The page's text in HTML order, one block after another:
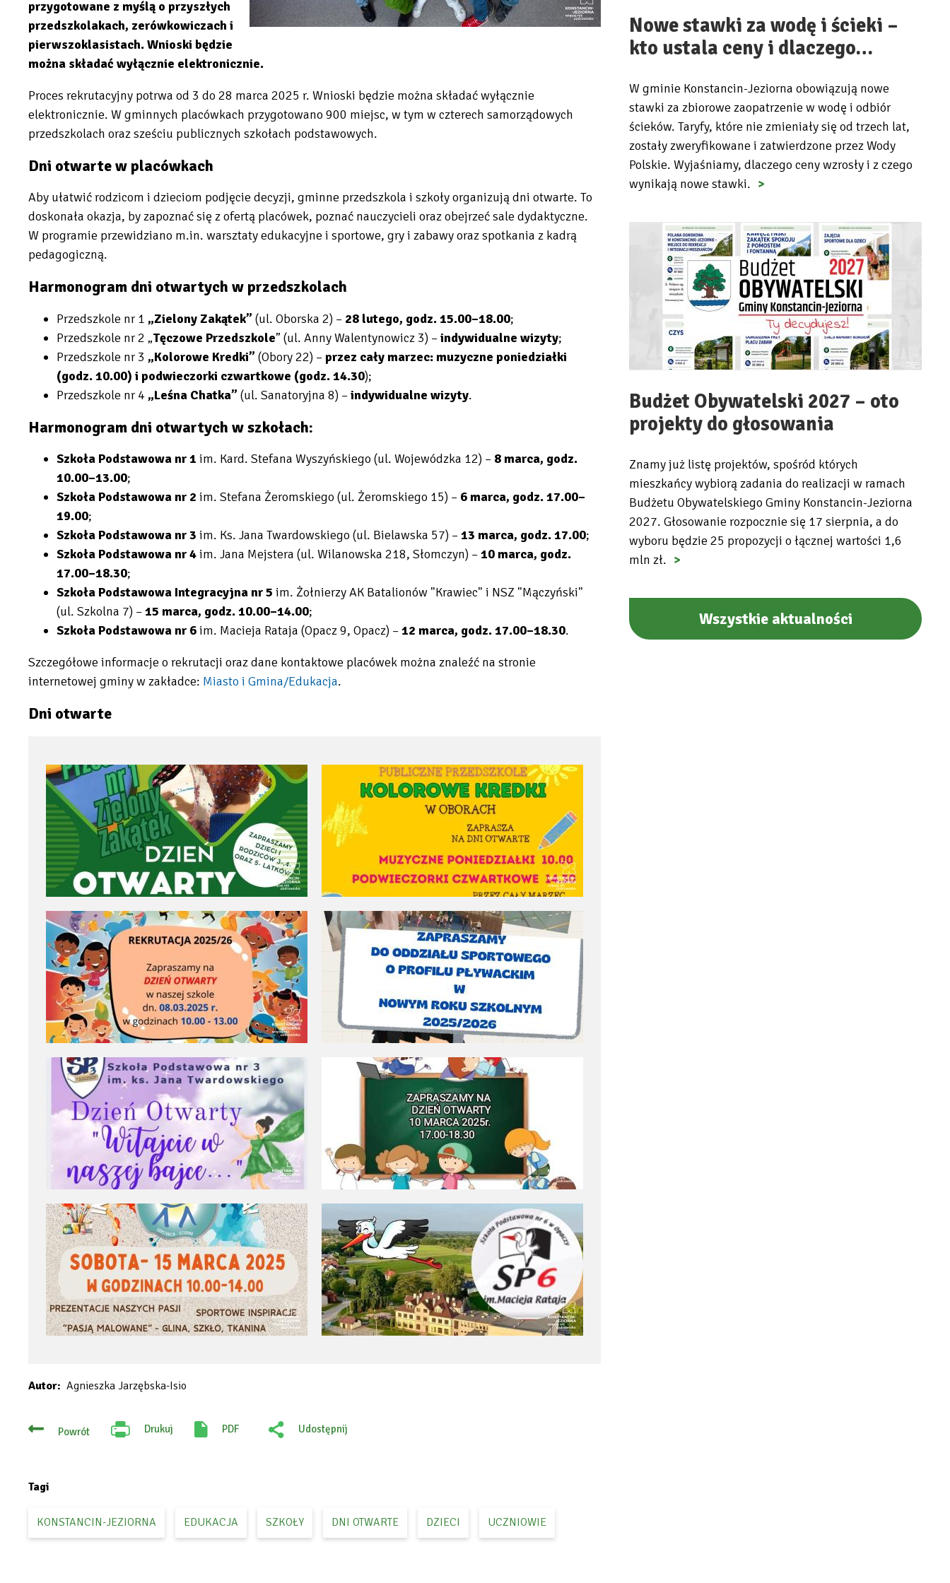
przygotowane z myślą o przyszłych
przedszkolakach, zerówkowiczach i
pierwszoklasistach. Wnioski będzie
można składać wyłącznie elektronicznie.
Proces rekrutacyjny potrwa od 3 do 28 marca 2025 r. Wnioski będzie można składać wyłącznie
elektronicznie. W gminnych placówkach przygotowano 900 miejsc, w tym w czterech samorządowych
przedszkolach oraz sześciu publicznych szkołach podstawowych.
Dni otwarte w placówkach
Aby ułatwić rodzicom i dzieciom podjęcie decyzji, gminne przedszkola i szkoły organizują dni otwarte. To
doskonała okazja, by zapoznać się z ofertą placówek, poznać nauczycieli oraz obejrzeć sale dydaktyczne.
W programie przewidziano m.in. warsztaty edukacyjne i sportowe, gry i zabawy oraz spotkania z kadrą
pedagogiczną.
Harmonogram dni otwartych w przedszkolach
Przedszkole nr 1 „Zielony Zakątek” (ul. Oborska 2) – 28 lutego, godz. 15.00–18.00;
Przedszkole nr 2 „Tęczowe Przedszkole” (ul. Anny Walentynowicz 3) –indywidualne wizyty;
Przedszkole nr 3 „Kolorowe Kredki” (Obory 22) – przez cały marzec: muzyczne poniedziałki
(godz. 10.00) i podwieczorki czwartkowe (godz. 14.30);
Przedszkole nr 4 „Leśna Chatka” (ul. Sanatoryjna 8) –indywidualne wizyty.
Harmonogram dni otwartych w szkołach:
Szkoła Podstawowa nr 1 im. Kard. Stefana Wyszyńskiego (ul. Wojewódzka 12) – 8 marca, godz.
10.00–13.00;
Szkoła Podstawowa nr 2 im. Stefana Żeromskiego (ul. Żeromskiego 15) – 6 marca, godz. 17.00–
19.00;
Szkoła Podstawowa nr 3 im. Ks. Jana Twardowskiego (ul. Bielawska 57) –13 marca, godz. 17.00;
Szkoła Podstawowa nr 4im. Jana Mejstera (ul. Wilanowska 218, Słomczyn) –10 marca, godz.
17.00–18.30;
Szkoła Podstawowa Integracyjna nr 5 im. Żołnierzy AK Batalionów "Krawiec" i NSZ "Mączyński"
(ul. Szkolna 7) –15 marca, godz. 10.00–14.00;
Szkoła Podstawowa nr 6im. Macieja Rataja (Opacz 9, Opacz) –12 marca, godz. 17.00–18.30.
Szczegółowe informacje o rekrutacji oraz dane kontaktowe placówek można znaleźć na stronie
internetowej gminy w zakładce: Miasto i Gmina/Edukacja
open
.
Dni otwarte
Autor Agnieszka Jarzębska-Isio
Powrót Drukuj
Will
PDF
Udostępnij
Tagi
KONSTANCIN-JEZIORNA EDUKACJA SZKOŁY DNI OTWARTE DZIECI UCZNIOWIE
Nowe stawki za wodę i ścieki –
kto ustala ceny i dlaczego…
W gminie Konstancin-Jeziorna obowiązują nowe
stawki za zbiorowe zaopatrzenie w wodę i odbiór
ścieków. Taryfy, które nie zmieniały się od trzech lat,
zostały zweryfikowane i zatwierdzone przez Wody
Polskie. Wyjaśniamy, dlaczego ceny wzrosły i z czego
wynikają nowe stawki.
Budżet Obywatelski 2027 – oto
projekty do głosowania
Znamy już listę projektów, spośród których
mieszkańcy wybiorą zadania do realizacji w ramach
Budżetu Obywatelskiego Gminy Konstancin-Jeziorna
2027. Głosowanie rozpocznie się 17 sierpnia, a do
wyboru będzie 25 propozycji o łącznej wartości 1,6
mln zł.
Wszystkie aktualności